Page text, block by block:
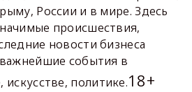
России и в мире. Здесь
происшествия,
новости бизнеса
события в
политике.18+